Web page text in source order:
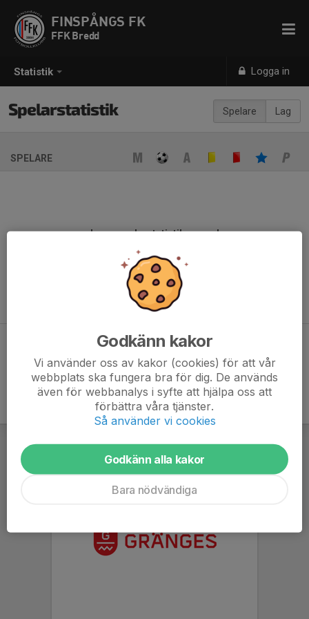
Statistik Logga in
FINSPÅNGS FK
FFK Bredd
Spelare Lag
Spelarstatistik
SPELARE
Ingen spelarstatistik sparad
automatiskt på denna sida
Godkänn kakor
Vi använder oss av kakor (cookies) för att vår
webbplats ska fungera bra för dig. De används
även för webbanalys i syfte att hjälpa oss att
förbättra våra tjänster.
Så använder vi cookies
Godkänn alla kakor
Bara nödvändiga